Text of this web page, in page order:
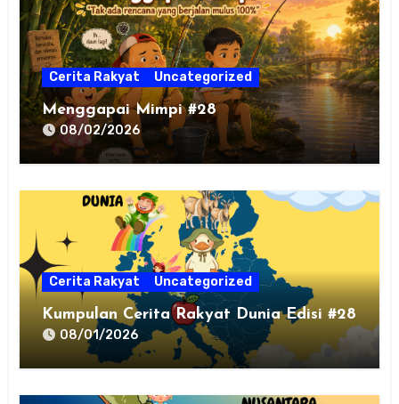
Cerita Rakyat Uncategorized
Menggapai Mimpi #28
08/02/2026
Cerita Rakyat Uncategorized
Kumpulan Cerita Rakyat Dunia Edisi #28
08/01/2026